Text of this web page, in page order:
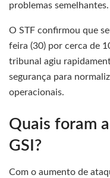
problemas semelhantes.
O STF confirmou que
feira (30) por cerca de
tribunal agiu
segurança para
operacionais.
Quais foram
GSI?
Com o aumento de